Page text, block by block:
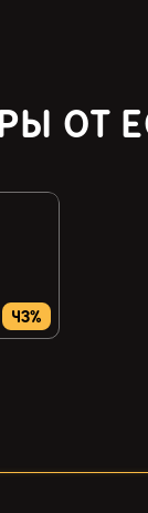
ОТ
43%